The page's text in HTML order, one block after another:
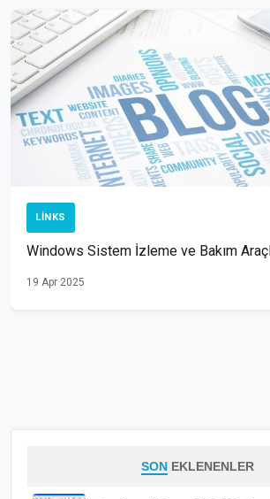
LINKS
Windows Sistem İzleme ve Bakım
19 Apr 2025
SON EKLENENLER